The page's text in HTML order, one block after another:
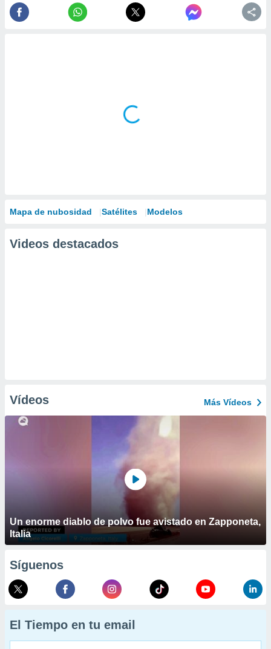
Mapa de nubosidad Satélites Modelos
Videos destacados
Vídeos Más Vídeos
Un enorme diablo de polvo fue avistado en Zapponeta,
Italia
Síguenos
El Tiempo en tu email